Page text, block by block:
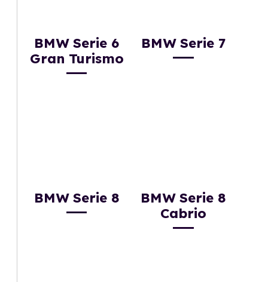
BMW Serie 6
Gran Turismo
BMW Serie 7
BMW Serie 8
BMW Serie 8
Cabrio